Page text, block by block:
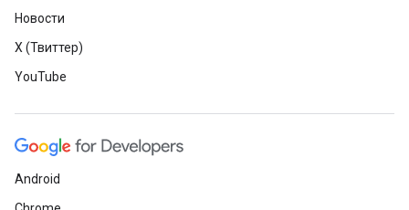
Новости
X (Твиттер)
YouTube
Android